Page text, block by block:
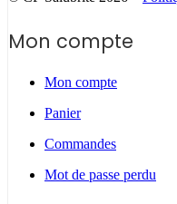
Mon compte
Mon compte
Panier
Commandes
Mot de passe perdu